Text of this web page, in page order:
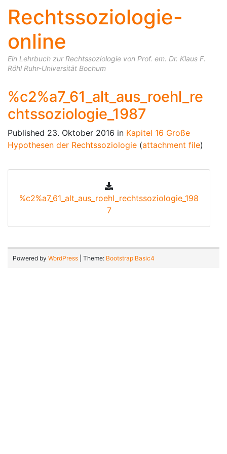
Rechtssoziologie-
online
Ein Lehrbuch zur Rechtssoziologie von Prof. em. Dr. Klaus F.
Röhl Ruhr-Universität Bochum
%c2%a7_61_alt_aus_roehl_re
chtssoziologie_1987
Published 23. Oktober 2016 in Kapitel 16 Große
Hypothesen der Rechtssoziologie (attachment file)
%c2%a7_61_alt_aus_roehl_rechtssoziologie_198
7
Powered by WordPress | Theme: Bootstrap Basic4